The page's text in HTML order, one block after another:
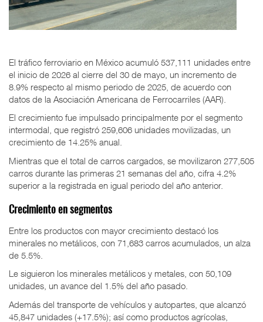
El tráfico ferroviario en México acumuló 537,111 unidades entre
el inicio de 2026 al cierre del 30 de mayo, un incremento de
8.9% respecto al mismo periodo de 2025, de acuerdo con
datos de la Asociación Americana de Ferrocarriles (AAR).
El crecimiento fue impulsado principalmente por el segmento
intermodal, que registró 259,606 unidades movilizadas, un
crecimiento de 14.25% anual.
Mientras que el total de carros cargados, se movilizaron 277,505
carros durante las primeras 21 semanas del año, cifra 4.2%
superior a la registrada en igual periodo del año anterior.
Crecimiento en segmentos
Entre los productos con mayor crecimiento destacó los
minerales no metálicos, con 71,683 carros acumulados, un alza
de 5.5%.
Le siguieron los minerales metálicos y metales, con 50,109
unidades, un avance del 1.5% del año pasado.
Además del transporte de vehículos y autopartes, que alcanzó
45,847 unidades (+17.5%); así como productos agrícolas,